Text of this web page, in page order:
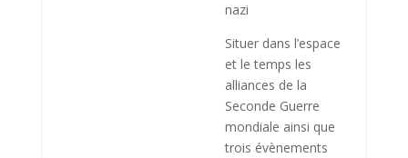
nazi
Situer dans l’espace
et le temps les
alliances de la
Seconde Guerre
mondiale ainsi que
trois évènements